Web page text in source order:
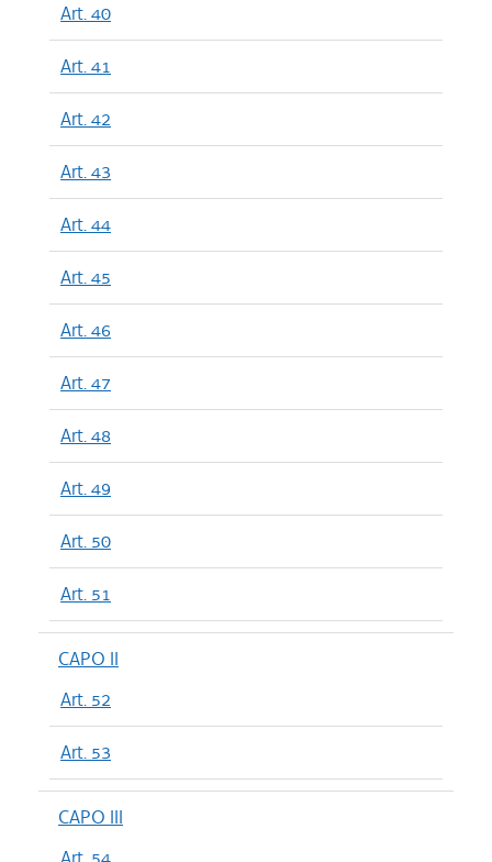
Art. 40
Art. 41
Art. 42
Art. 43
Art. 44
Art. 45
Art. 46
Art. 47
Art. 48
Art. 49
Art. 50
Art. 51
CAPO II
Art. 52
Art. 53
CAPO III